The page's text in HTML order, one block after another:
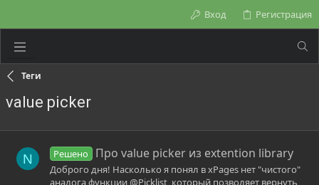
Вход Регистрация
Теги
value picker
N Решено Про value picker из extention library
Доброго дня! Насколько я понял в xPages нет "чистого"
аналога функции @Picklist, который позволяет вернуть